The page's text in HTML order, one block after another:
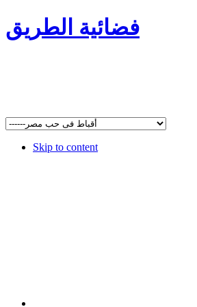
فضائية الطريق
Skip to content